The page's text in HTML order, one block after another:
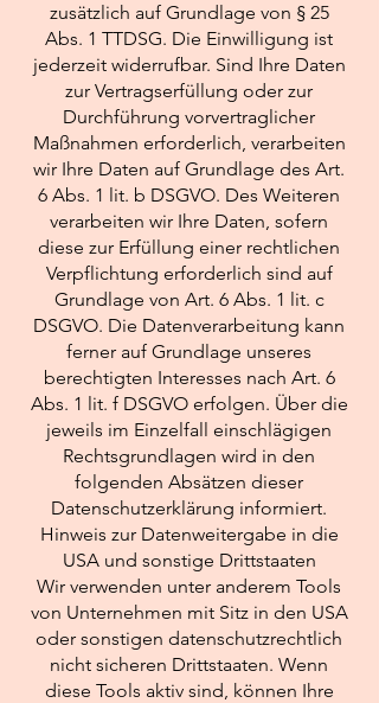
zusätzlich auf Grundlage von § 25
Abs. 1 TTDSG. Die Einwilligung ist
jederzeit widerrufbar. Sind Ihre Daten
zur Vertragserfüllung oder zur
Durchführung vorvertraglicher
Maßnahmen erforderlich, verarbeiten
wir Ihre Daten auf Grundlage des Art.
6 Abs. 1 lit. b DSGVO. Des Weiteren
verarbeiten wir Ihre Daten, sofern
diese zur Erfüllung einer rechtlichen
Verpflichtung erforderlich sind auf
Grundlage von Art. 6 Abs. 1 lit. c
DSGVO. Die Datenverarbeitung kann
ferner auf Grundlage unseres
berechtigten Interesses nach Art. 6
Abs. 1 lit. f DSGVO erfolgen. Über die
jeweils im Einzelfall einschlägigen
Rechtsgrundlagen wird in den
folgenden Absätzen dieser
Datenschutzerklärung informiert.
Hinweis zur Datenweitergabe in die
USA und sonstige Drittstaaten
Wir verwenden unter anderem Tools
von Unternehmen mit Sitz in den USA
oder sonstigen datenschutzrechtlich
nicht sicheren Drittstaaten. Wenn
diese Tools aktiv sind, können Ihre